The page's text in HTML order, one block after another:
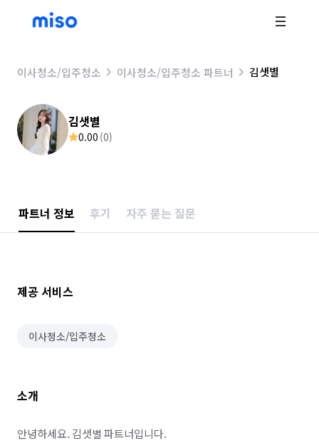
이사청소/입주청소 이사청소/입주청소 파트너 김샛별
김샛별
0.00 (0)
파트너 정보 후기 자주 묻는 질문
제공 서비스
이사청소/입주청소
소개
안녕하세요. 김샛별 파트너입니다.